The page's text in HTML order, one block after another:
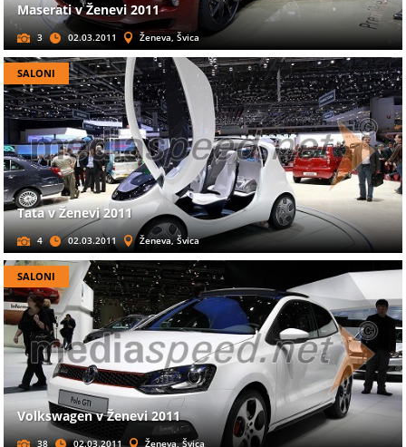
Maserati v Ženevi 2011
3 02.03.2011 Ženeva, Švica
SALONI
Tata v Ženevi 2011
4 02.03.2011 Ženeva, Švica
SALONI
Volkswagen v Ženevi 2011
38 02.03.2011 Ženeva, Švica